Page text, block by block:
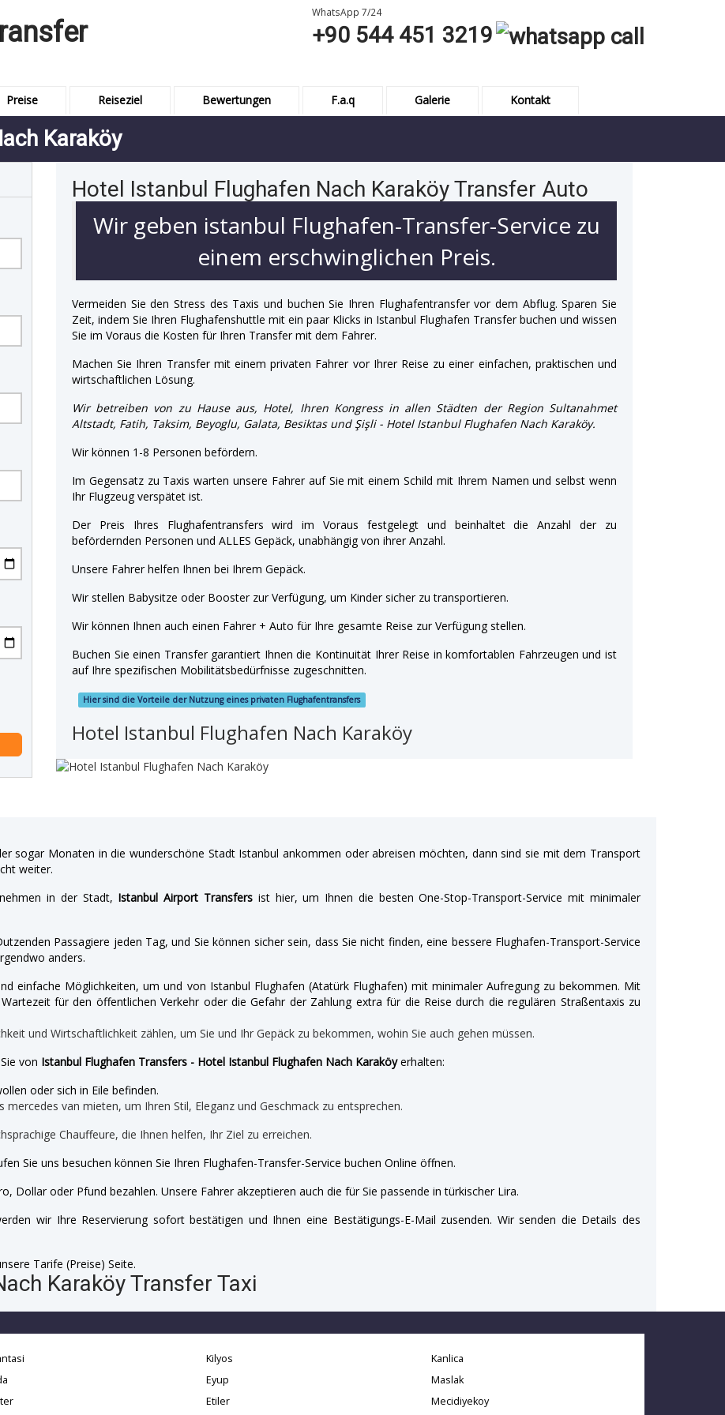
WhatsApp 7/24
+90 544 451 3219
Preise Reiseziel Bewertungen F.a.q Galerie Kontakt
Karaköy
Hotel Istanbul Flughafen Nach Karaköy Transfer Auto
Wir geben istanbul Flughafen-Transfer-Service zu
einem erschwinglichen Preis.
Vermeiden Sie den Stress des Taxis und buchen Sie Ihren Flughafentransfer vor dem Abflug. Sparen Sie
Zeit, indem Sie Ihren Flughafenshuttle mit ein paar Klicks in Istanbul Flughafen Transfer buchen und wissen
Sie im Voraus die Kosten für Ihren Transfer mit dem Fahrer.
Machen Sie Ihren Transfer mit einem privaten Fahrer vor Ihrer Reise zu einer einfachen, praktischen und
wirtschaftlichen Lösung.
Wir betreiben von zu Hause aus, Hotel, Ihren Kongress in allen Städten der Region Sultanahmet
Altstadt, Fatih, Taksim, Beyoglu, Galata, Besiktas und Şişli - Hotel Istanbul Flughafen Nach Karaköy.
Wir können 1-8 Personen befördern.
Im Gegensatz zu Taxis warten unsere Fahrer auf Sie mit einem Schild mit Ihrem Namen und selbst wenn
Ihr Flugzeug verspätet ist.
Der Preis Ihres Flughafentransfers wird im Voraus festgelegt und beinhaltet die Anzahl der zu
befördernden Personen und ALLES Gepäck, unabhängig von ihrer Anzahl.
Unsere Fahrer helfen Ihnen bei Ihrem Gepäck.
Wir stellen Babysitze oder Booster zur Verfügung, um Kinder sicher zu transportieren.
Wir können Ihnen auch einen Fahrer + Auto für Ihre gesamte Reise zur Verfügung stellen.
Buchen Sie einen Transfer garantiert Ihnen die Kontinuität Ihrer Reise in komfortablen Fahrzeugen und ist
auf Ihre spezifischen Mobilitätsbedürfnisse zugeschnitten.
Hier sind die Vorteile der Nutzung eines privaten Flughafentransfers
Hotel Istanbul Flughafen Nach Karaköy
sogar Monaten in die wunderschöne Stadt Istanbul ankommen oder abreisen möchten, dann sind sie mit dem Transport
weiter.
in der Stadt, Istanbul Airport Transfersist hier, um Ihnen die besten One-Stop-Transport-Service mit minimaler
Passagiere jeden Tag, und Sie können sicher sein, dass Sie nicht finden, eine bessere Flughafen-Transport-Service
anders.
einfache Möglichkeiten, um und von Istanbul Flughafen (Atatürk Flughafen) mit minimaler Aufregung zu bekommen. Mit
für den öffentlichen Verkehr oder die Gefahr der Zahlung extra für die Reise durch die regulären Straßentaxis zu
und Wirtschaftlichkeit zählen, um Sie und Ihr Gepäck zu bekommen, wohin Sie auch gehen müssen.
von Istanbul Flughafen Transfers - Hotel Istanbul Flughafen Nach Karaköyerhalten:
oder sich in Eile befinden.
mercedes van mieten, um Ihren Stil, Eleganz und Geschmack zu entsprechen.
Chauffeure, die Ihnen helfen, Ihr Ziel zu erreichen.
Sie uns besuchen können Sie Ihren Flughafen-Transfer-Service buchen Online öffnen.
Dollar oder Pfund bezahlen. Unsere Fahrer akzeptieren auch die für Sie passende in türkischer Lira.
wir Ihre Reservierung sofort bestätigen und Ihnen eine Bestätigungs-E-Mail zusenden. Wir senden die Details des
Tarife (Preise) Seite.
Karaköy Transfer Taxi
Kilyos
Eyup
Etiler
Kanlica
Maslak
Mecidiyekoy